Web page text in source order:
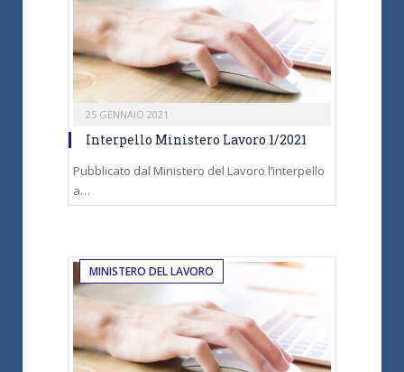
25 GENNAIO 2021
Interpello Ministero Lavoro 1/2021
Pubblicato dal Ministero del Lavoro l’interpello
a…
MINISTERO DEL LAVORO